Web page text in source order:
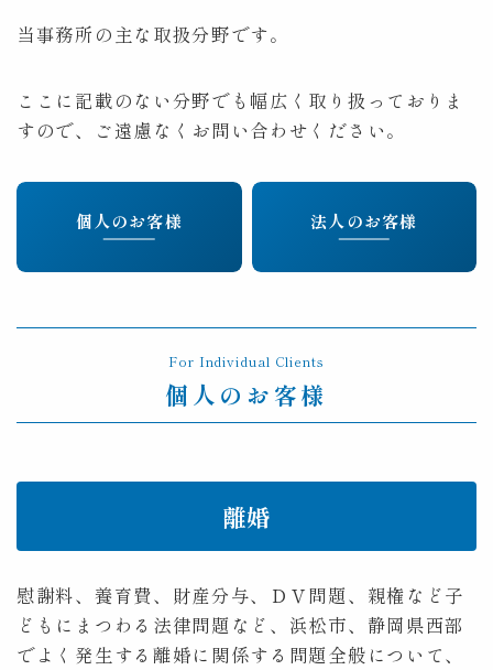
費用 Fee
Contact
当事務所の主な取扱分野です。
ここに記載のない分野でも幅広く取り扱っておりま
すので、ご遠慮なくお問い合わせください。
個人のお客様 法人のお客様
For Individual Clients
個人のお客様
離婚
慰謝料、養育費、財産分与、ＤＶ問題、親権など子
どもにまつわる法律問題など、浜松市、静岡県西部
でよく発生する離婚に関係する問題全般について、